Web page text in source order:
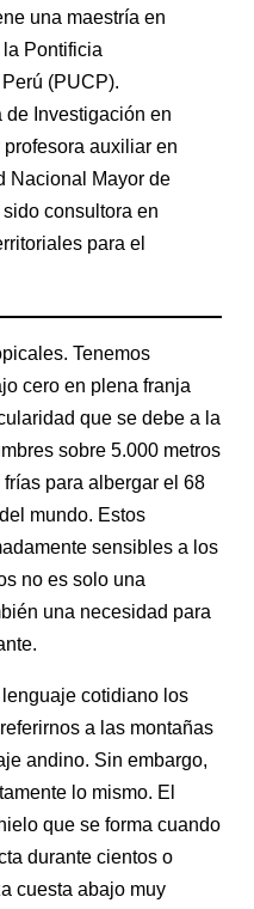
una maestría en
Pontificia
(PUCP).
de Investigación en
auxiliar en
Nacional Mayor de
consultora en
para el
Tenemos
cero en plena franja
que se debe a la
sobre 5.000 metros
para albergar el 68
mundo. Estos
sensibles a los
no es solo una
una necesidad para
cotidiano los
a las montañas
andino. Sin embargo,
lo mismo. El
que se forma cuando
durante cientos o
cuesta abajo muy